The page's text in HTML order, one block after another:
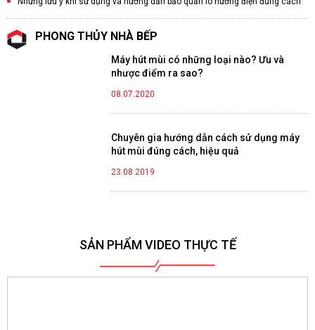
PHONG THỦY NHÀ BẾP
Máy hút mùi có những loại nào? Ưu và
nhược điểm ra sao?
08.07.2020
Chuyên gia hướng dẫn cách sử dụng máy
hút mùi đúng cách, hiệu quả
23.08.2019
SẢN PHẨM VIDEO THỰC TẾ